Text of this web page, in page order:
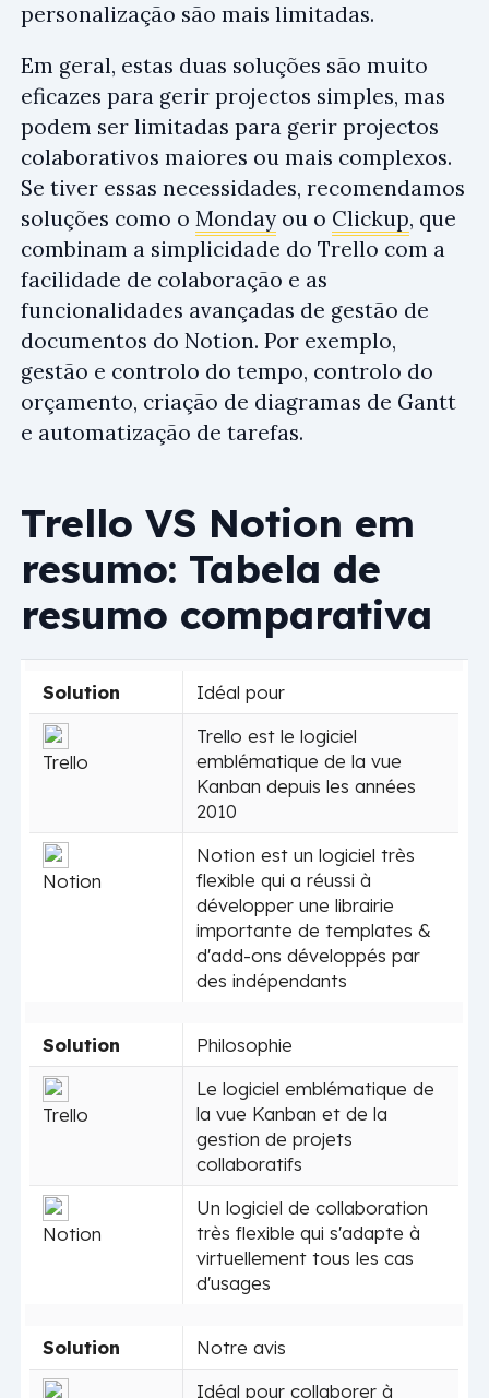
personalização são mais limitadas.
Em geral, estas duas soluções são muito
eficazes para gerir projectos simples, mas
podem ser limitadas para gerir projectos
colaborativos maiores ou mais complexos.
Se tiver essas necessidades, recomendamos
soluções como o Monday ou o Clickup, que
combinam a simplicidade do Trello com a
facilidade de colaboração e as
funcionalidades avançadas de gestão de
documentos do Notion. Por exemplo,
gestão e controlo do tempo, controlo do
orçamento, criação de diagramas de Gantt
e automatização de tarefas.
Trello VS Notion em
resumo: Tabela de
resumo comparativa
Solution Idéal pour
Trello
Trello est le logiciel
emblématique de la vue
Kanban depuis les années
2010
Notion
Notion est un logiciel très
flexible qui a réussi à
développer une librairie
importante de templates &
d'add-ons développés par
des indépendants
Solution Philosophie
Trello
Le logiciel emblématique de
la vue Kanban et de la
gestion de projets
collaboratifs
Notion
Un logiciel de collaboration
très flexible qui s'adapte à
virtuellement tous les cas
d'usages
Solution
Notre avis
Idéal pour collaborer à